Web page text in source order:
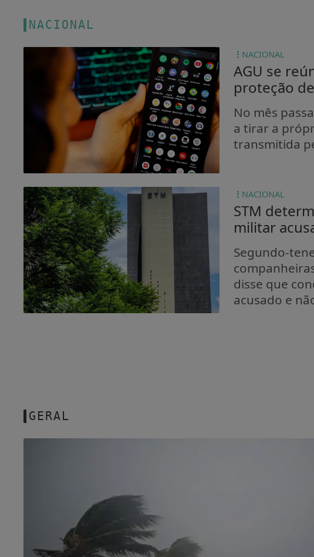
NACIONAL
NACIONAL
AGU se
proteção
No mês
a tirar a
transmitida
NACIONAL
STM
militar
Segundo-
disse que
acusado e
GERAL